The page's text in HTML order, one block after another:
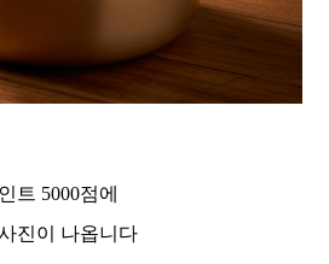
트 5000점에
진이 나옵니다